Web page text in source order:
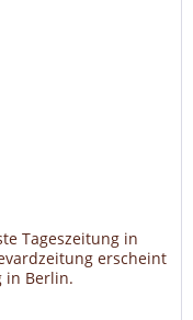
Tageszeitung in
erscheint
in Berlin.